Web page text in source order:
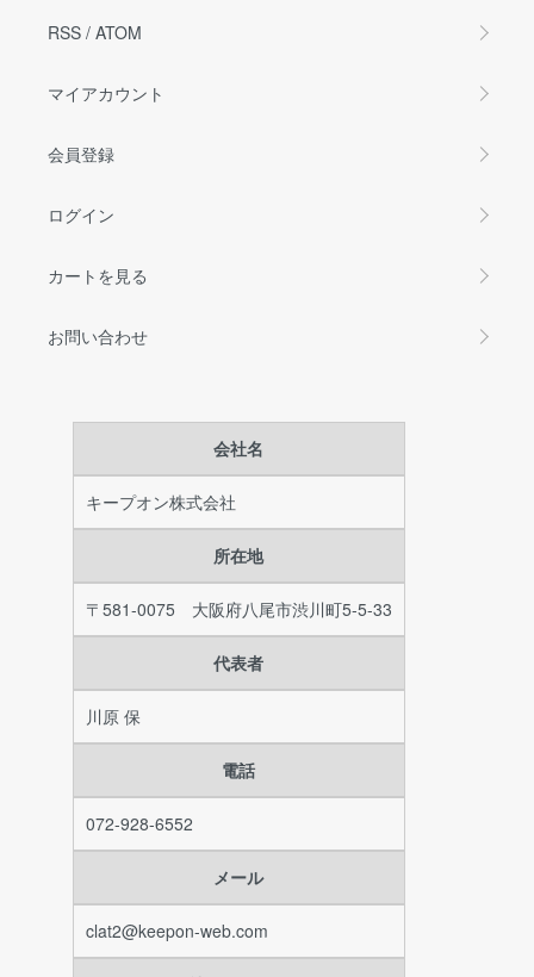
RSS / ATOM
マイアカウント
会員登録
ログイン
カートを見る
お問い合わせ
会社名
キープオン株式会社
所在地
〒581-0075 大阪府八尾市渋川町5-5-33
代表者
川原 保
電話
072-928-6552
メール
clat2@keepon-web.com